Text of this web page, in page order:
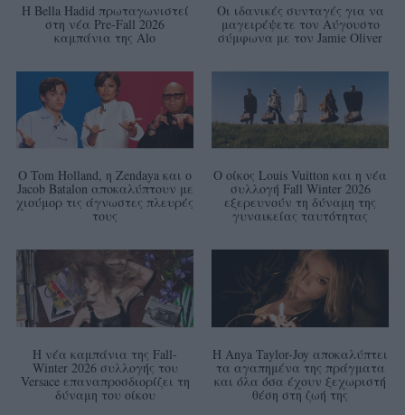
Η Bella Hadid πρωταγωνιστεί
στη νέα Pre-Fall 2026
καμπάνια της Alo
Οι ιδανικές συνταγές για να
μαγειρέψετε τον Αύγουστο
σύμφωνα με τον Jamie Oliver
Ο Tom Holland, η Zendaya και ο
Jacob Batalon αποκαλύπτουν με
χιούμορ τις άγνωστες πλευρές
τους
Ο οίκος Louis Vuitton και η νέα
συλλογή Fall Winter 2026
εξερευνούν τη δύναμη της
γυναικείας ταυτότητας
Η νέα καμπάνια της Fall-
Winter 2026 συλλογής του
Versace επαναπροσδιορίζει τη
δύναμη του οίκου
Η Anya Taylor-Joy αποκαλύπτει
τα αγαπημένα της πράγματα
και όλα όσα έχουν ξεχωριστή
θέση στη ζωή της